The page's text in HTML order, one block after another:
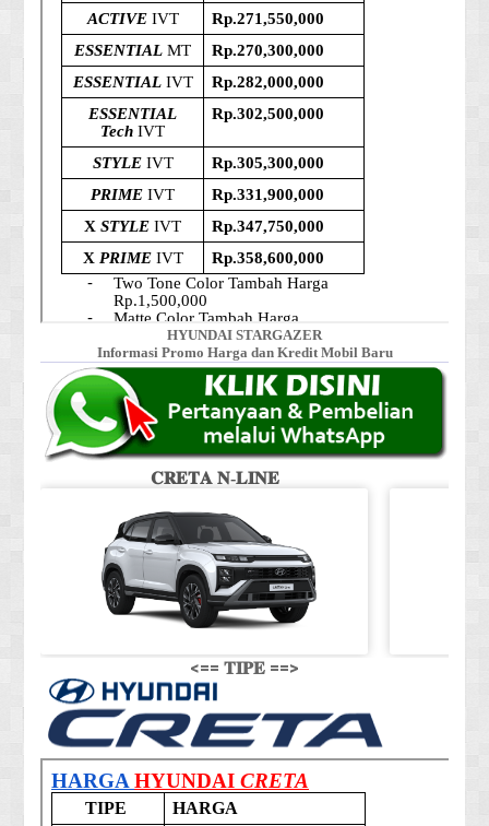
HYUNDAI STARGAZER
Informasi Promo Harga dan Kredit Mobil Baru
𝐂𝐑𝐄𝐓𝐀 𝐍-𝐋𝐈𝐍𝐄
<== 𝐓𝐈𝐏𝐄 ==>